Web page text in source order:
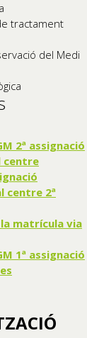
tractament
del Medi
2ª assignació
centre
centre 2ª
matrícula via
1ª assignació